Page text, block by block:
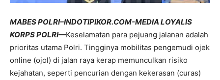
MABES POLRI–INDOTIPIKOR.COM-MEDIA LOYALIS
KORPS POLRI—Keselamatan para pejuang jalanan adalah
prioritas utama Polri. Tingginya mobilitas pengemudi ojek
online (ojol) di jalan raya kerap memunculkan risiko
kejahatan, seperti pencurian dengan kekerasan (curas)